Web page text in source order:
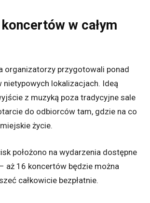
koncertów w całym
organizatorzy przygotowali ponad
nietypowych lokalizacjach. Ideą
z muzyką poza tradycyjne sale
do odbiorców tam, gdzie na co
życie.
położono na wydarzenia dostępne
aż 16 koncertów będzie można
całkowicie bezpłatnie.